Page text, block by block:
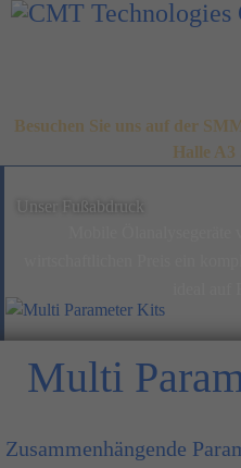
Besuchen Sie uns auf der
Halle A3
Unser Fußabdruck
Multi
Zusammenhängende